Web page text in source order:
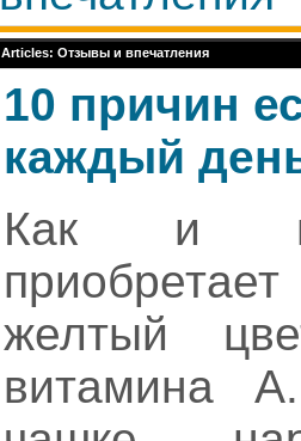
Articles: Отзывы и впечатления
10 причин
каждый
Как и
желтый
витамина